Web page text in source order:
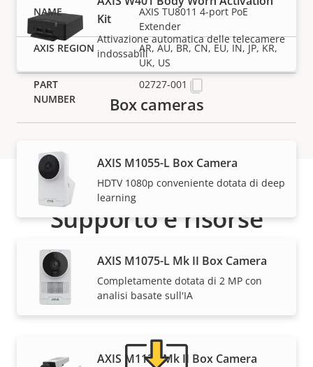
Kit
Attivazione automatica delle telecamere
indossabili
Box cameras
AXIS M1055-L Box Camera
HDTV 1080p conveniente dotata di deep
learning
AXIS M1075-L Mk II Box Camera
Completamente dotata di 2 MP con
analisi basate sull'IA
AXIS M1135 Mk II Box Camera
AXIS TU8011 4-port PoE
Extender
AR, AU, BR, CN, EU, IN, JP, KR,
UK, US
02727-001
Supporto e risorse
Hai bisogno di informazioni sui dispositivi Axis, su
software o di aiuto da uno dei nostri esperti?